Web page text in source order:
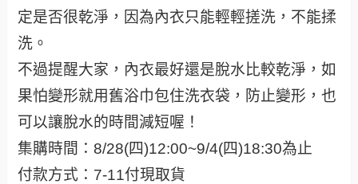
定是否很乾淨，因為內衣只能輕輕搓洗，不能揉
洗。
不過提醒大家，內衣最好還是脫水比較乾淨，如
果怕變形就用舊浴巾包住洗衣袋，防止變形，也
可以讓脫水的時間減短喔！
集購時間：8/28(四)12:00~9/4(四)18:30為止
付款方式：7-11付現取貨